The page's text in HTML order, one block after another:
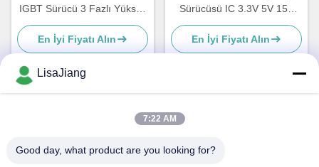
IGBT Sürücü 3 Fazlı Yüksek
Voltajlı Kapı Sürücüsü
En İyi Fiyatı Alın
Sürücüsü IC 3.3V 5V 15V
Giriş Mantığı Uyumlu İnşaa
edilmiş Ölü Zaman
En İyi Fiyatı Alın
Adres
LisaJiang
7:22 AM
Good day, what product are you looking for?